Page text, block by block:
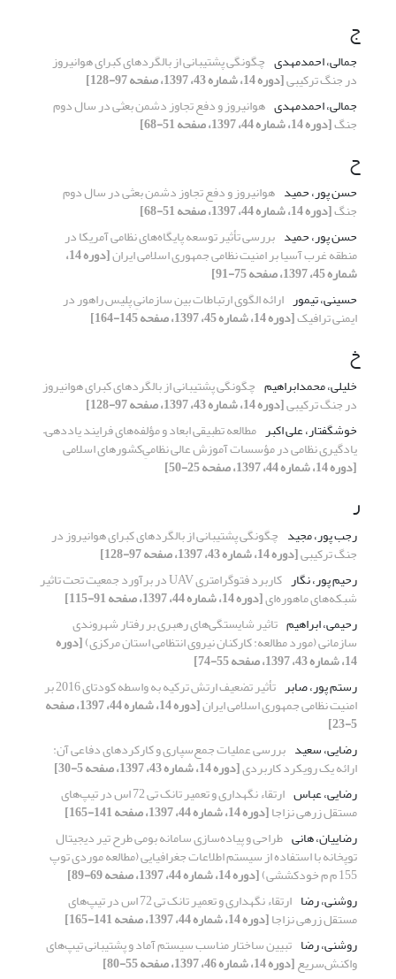
ج
جمالی، احمدمهدی چگونگی پشتیبانی از بالگردهای کبرای هوانیروز
در جنگ ترکیبی[دوره 14، شماره 43، 1397، صفحه 97-128]
جمالی، احمدمهدی هوانیروز و دفع تجاوز دشمن بعثی در سال دوم
جنگ[دوره 14، شماره 44، 1397، صفحه 51-68]
ح
حسن پور، حمید هوانیروز و دفع تجاوز دشمن بعثی در سال دوم
جنگ[دوره 14، شماره 44، 1397، صفحه 51-68]
حسن پور، حمید بررسی تأثیر توسعه پایگاه‌های نظامی آمریکا در
منطقه غرب آسیا بر امنیت نظامی جمهوری اسلامی ایران [دوره 14،
شماره 45، 1397، صفحه 75-91]
حسینی، تیمور ارائه الگوی ارتباطات بین سازمانیِ پلیس راهور در
ایمنی ترافیک[دوره 14، شماره 45، 1397، صفحه 145-164]
خ
خلیلی، محمدابراهیم چگونگی پشتیبانی از بالگردهای کبرای هوانیروز
در جنگ ترکیبی[دوره 14، شماره 43، 1397، صفحه 97-128]
خوشگفتار، علی اکبر مطالعه تطبیقی ابعاد و مؤلفه‌های فرایند یاددهی–
یادگیری نظامی در مؤسسات آموزش عالی نظامی‌ِکشورهای اسلامی
[دوره 14، شماره 44، 1397، صفحه 25-50]
ر
رجب پور، مجید چگونگی پشتیبانی از بالگردهای کبرای هوانیروز در
جنگ ترکیبی[دوره 14، شماره 43، 1397، صفحه 97-128]
رحیم پور، نگار
کاربرد فتوگرامترى UAV در برآورد جمعیت تحت تاثیر
شبکه‌های ماهوره‌ای‌[دوره 14، شماره 44، 1397، صفحه 91-115]
رحیمی، ابراهیم تاثیر شایستگی‌های رهبری بر رفتار شهروندی
سازمانی (مورد مطالعه: کارکنان نیروی انتظامی استان مرکزی)[دوره
14، شماره 43، 1397، صفحه 55-74]
رستم پور، صابر
تأثیر تضعیف ارتش ترکیه به واسطه کودتای 2016 بر
امنیت نظامی جمهوری اسلامی ایران [دوره 14، شماره 44، 1397، صفحه
5-23]
رضایی، سعید بررسی عملیات جمع‌سپاری و کارکردهای دفاعی آن:
ارائه یک رویکرد کاربردی[دوره 14، شماره 43، 1397، صفحه 5-30]
رضایی، عباس
ارتقاء نگهداری و تعمیر تانک تی 72 اس در تیپ‌های
مستقل زرهی نزاجا[دوره 14، شماره 44، 1397، صفحه 141-165]
رضاییان، هانی طراحی و پیاده‌سازی سامانه بومی طرح تیر دیجیتال
توپخانه با استفاده از سیستم اطلاعات جغرافیایی (مطالعه موردی توپ
155 م م خودکششی)
[دوره 14، شماره 44، 1397، صفحه 69-89]
روشنی، رضا
ارتقاء نگهداری و تعمیر تانک تی 72 اس در تیپ‌های
مستقل زرهی نزاجا[دوره 14، شماره 44، 1397، صفحه 141-165]
روشنی، رضا تبیین ساختار مناسب سیستم آماد و پشتیبانی تیپ‌های
واکنش‌سریع[دوره 14، شماره 46، 1397، صفحه 55-80]